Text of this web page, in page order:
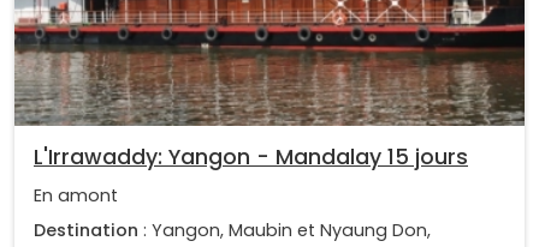
L'Irrawaddy: Yangon - Mandalay 15 jours
En amont
Destination : Yangon, Maubin et Nyaung Don,